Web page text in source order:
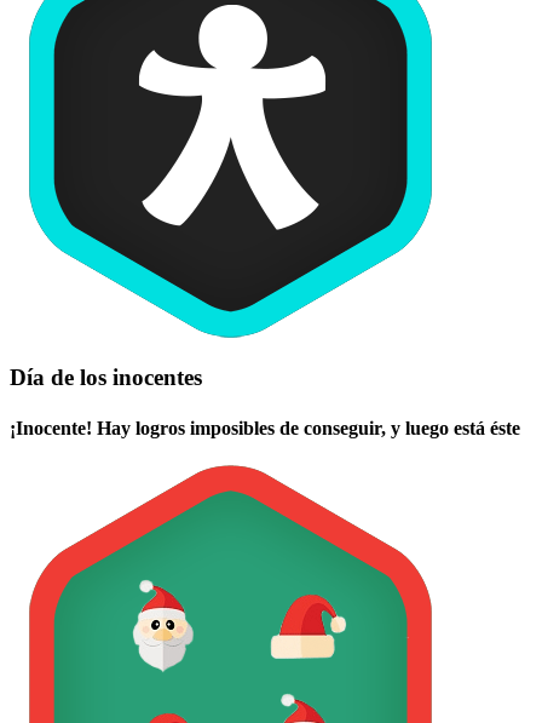
Día de los inocentes
¡Inocente! Hay logros imposibles de conseguir, y luego está éste